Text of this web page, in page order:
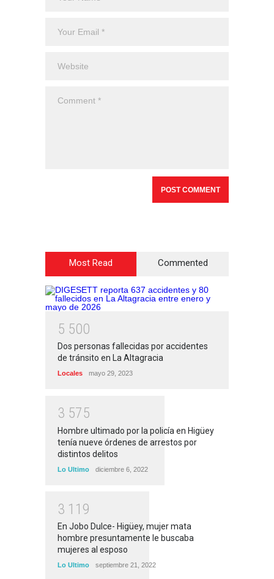
Most Read Commented
5 500
Dos personas fallecidas por accidentes
de tránsito en La Altagracia
Locales mayo 29, 2023
3 575
Hombre ultimado por la policía en Higüey
tenía nueve órdenes de arrestos por
distintos delitos
Lo Ultimo diciembre 6, 2022
3 1 1 9
En Jobo Dulce- Higüey, mujer mata
hombre presuntamente le buscaba
mujeres al esposo
Lo Ultimo septiembre 21, 2022